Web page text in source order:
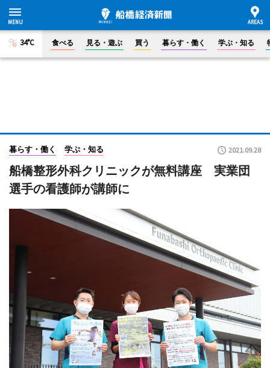
34°C 食べる 見る・遊ぶ 買う 暮らす・働く 学ぶ・知る
暮らす・働く 学ぶ・知る 2021.09.28
船橋整形外科クリニックが無料講座 実業団
選手の看護師が講師に